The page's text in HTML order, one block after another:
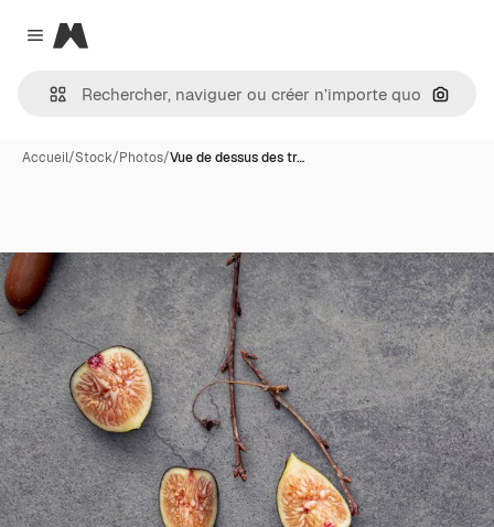
Close menu
Magnific
Accueil/Stock/Photos/Vue de dessus des tr…